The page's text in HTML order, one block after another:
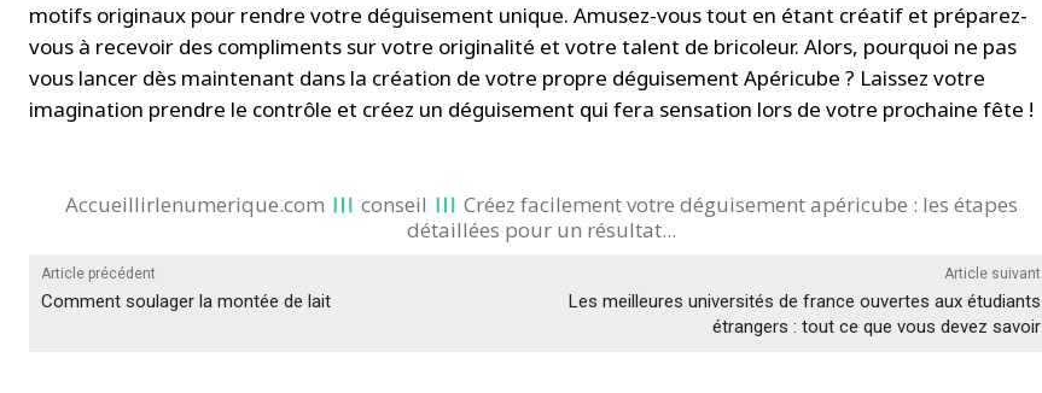
motifs originaux pour rendre votre déguisement unique. Amusez-vous tout en étant créatif et préparez-
vous à recevoir des compliments sur votre originalité et votre talent de bricoleur. Alors, pourquoi ne pas
vous lancer dès maintenant dans la création de votre propre déguisement Apéricube ? Laissez votre
imagination prendre le contrôle et créez un déguisement qui fera sensation lors de votre prochaine fête !
Accueillirlenumerique.com conseil
Créez facilement votre déguisement apéricube : les étapes
détaillées pour un résultat...
Article précédent
Comment soulager la montée de lait
Article suivant
Les meilleures universités de france ouvertes aux étudiants
étrangers : tout ce que vous devez savoir